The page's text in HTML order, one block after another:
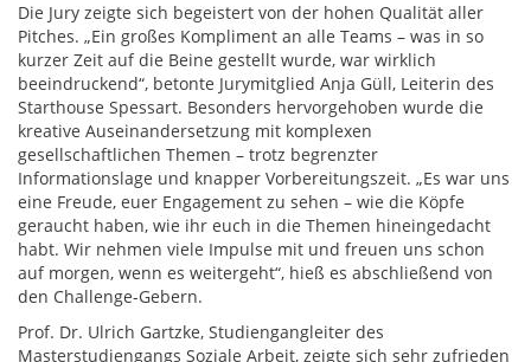
Die Jury zeigte sich begeistert von der hohen Qualität aller
Pitches. „Ein großes Kompliment an alle Teams – was in so
kurzer Zeit auf die Beine gestellt wurde, war wirklich
beeindruckend“, betonte Jurymitglied Anja Güll, Leiterin des
Starthouse Spessart. Besonders hervorgehoben wurde die
kreative Auseinandersetzung mit komplexen
gesellschaftlichen Themen – trotz begrenzter
Informationslage und knapper Vorbereitungszeit. „Es war uns
eine Freude, euer Engagement zu sehen – wie die Köpfe
geraucht haben, wie ihr euch in die Themen hineingedacht
habt. Wir nehmen viele Impulse mit und freuen uns schon
auf morgen, wenn es weitergeht“, hieß es abschließend von
den Challenge-Gebern.
Prof. Dr. Ulrich Gartzke, Studiengangleiter des
Masterstudiengangs Soziale Arbeit, zeigte sich sehr zufrieden